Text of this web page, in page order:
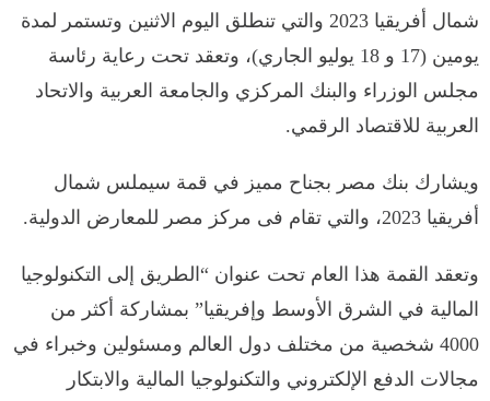
شمال أفريقيا 2023 والتي تنطلق اليوم الاثنين وتستمر لمدة
يومين (17 و 18 يوليو الجاري)، وتعقد تحت رعاية رئاسة
مجلس الوزراء والبنك المركزي والجامعة العربية والاتحاد
العربية للاقتصاد الرقمي.
ويشارك بنك مصر بجناح مميز في قمة سيملس شمال
أفريقيا 2023، والتي تقام فى مركز مصر للمعارض الدولية.
وتعقد القمة هذا العام تحت عنوان “الطريق إلى التكنولوجيا
المالية في الشرق الأوسط وإفريقيا” بمشاركة أكثر من
4000 شخصية من مختلف دول العالم ومسئولين وخبراء في
مجالات الدفع الإلكتروني والتكنولوجيا المالية والابتكار